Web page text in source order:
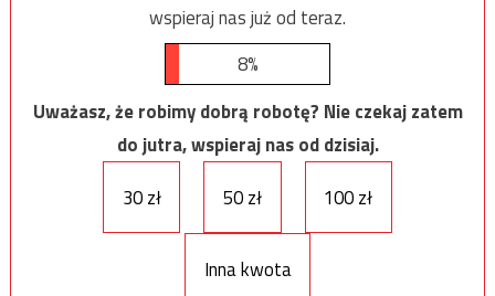
wspieraj nas już od teraz.
8%
Uważasz, że robimy dobrą robotę? Nie czekaj zatem
do jutra, wspieraj nas od dzisiaj.
30 zł
50 zł 100 zł
Inna kwota